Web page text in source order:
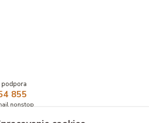
podpora
855
nonstop